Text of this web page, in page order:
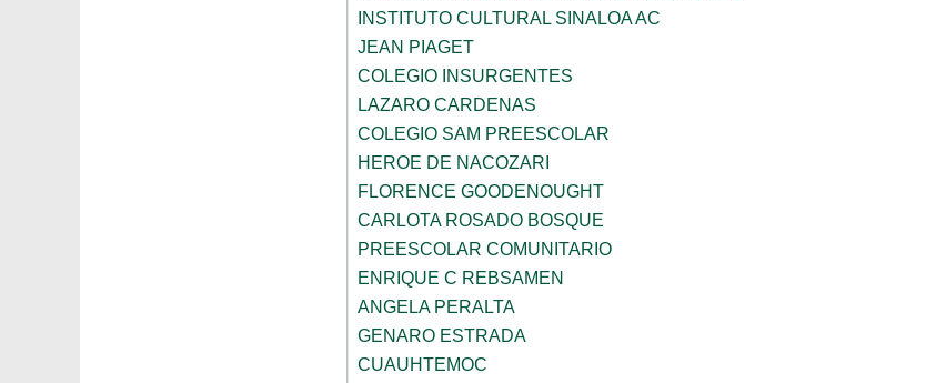
INSTITUTO CULTURAL SINALOA AC
JEAN PIAGET
COLEGIO INSURGENTES
LAZARO CARDENAS
COLEGIO SAM PREESCOLAR
HEROE DE NACOZARI
FLORENCE GOODENOUGHT
CARLOTA ROSADO BOSQUE
PREESCOLAR COMUNITARIO
ENRIQUE C REBSAMEN
ANGELA PERALTA
GENARO ESTRADA
CUAUHTEMOC